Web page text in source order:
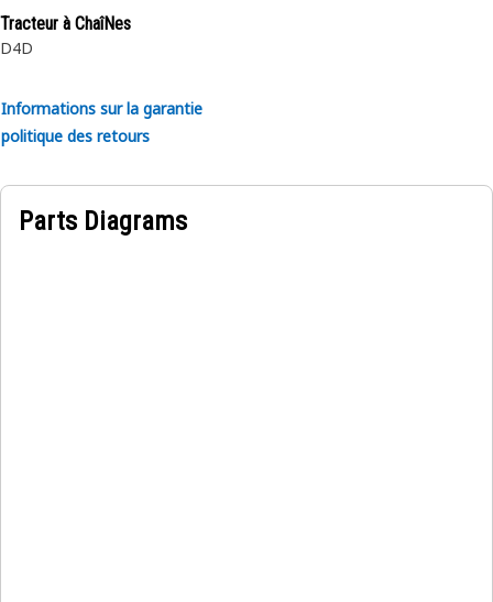
Tracteur à ChaîNes
D4D
Informations sur la garantie
politique des retours
Parts Diagrams